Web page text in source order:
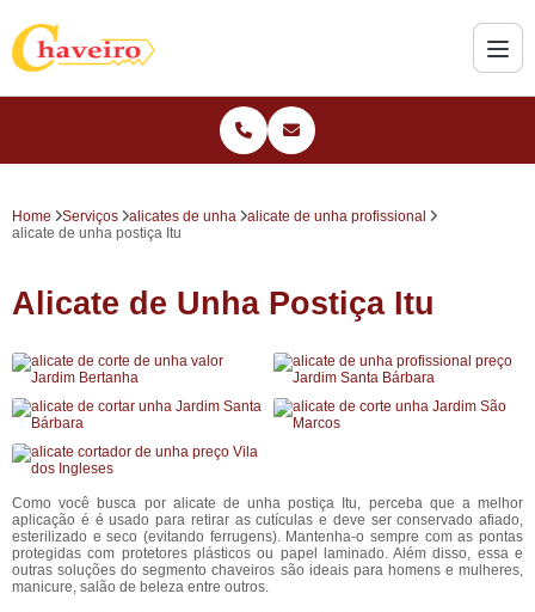
Home Serviços alicates de unha
alicate de unha profissional
alicate de unha postiça Itu
Alicate de Unha Postiça Itu
Como você busca por alicate de unha postiça Itu, perceba que a melhor
aplicação é é usado para retirar as cutículas e deve ser conservado afiado,
esterilizado e seco (evitando ferrugens). Mantenha-o sempre com as pontas
protegidas com protetores plásticos ou papel laminado. Além disso, essa e
outras soluções do segmento chaveiros são ideais para homens e mulheres,
manicure, salão de beleza entre outros.